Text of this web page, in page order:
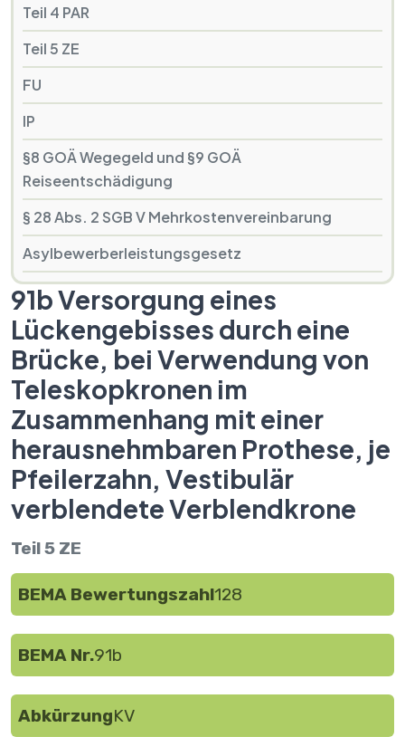
Teil 4 PAR
Teil 5 ZE
FU
IP
§8 GOÄ Wegegeld und §9 GOÄ
Reiseentschädigung
§ 28 Abs. 2 SGB V Mehrkostenvereinbarung
Asylbewerberleistungsgesetz
91b Versorgung eines
Lückengebisses durch eine
Brücke, bei Verwendung von
Teleskopkronen im
Zusammenhang mit einer
herausnehmbaren Prothese, je
Pfeilerzahn, Vestibulär
verblendete Verblendkrone
Teil 5 ZE
BEMA Bewertungszahl128
BEMA Nr.91b
AbkürzungKV